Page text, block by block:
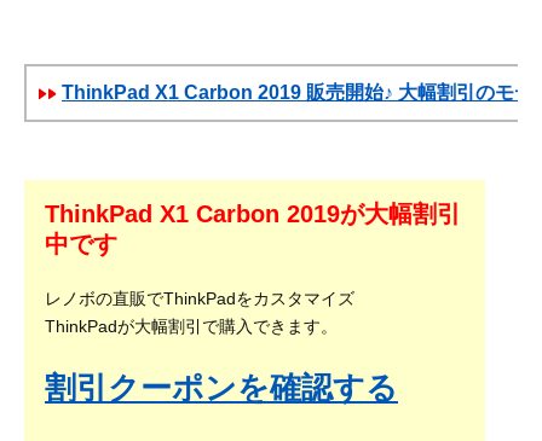
ThinkPad X1 Carbon 2019 販売開始♪ 大幅割引のモデ
ThinkPad X1 Carbon 2019が大幅割引
中です
レノボの直販でThinkPadをカスタマイズ
ThinkPadが大幅割引で購入できます。
割引クーポンを確認する